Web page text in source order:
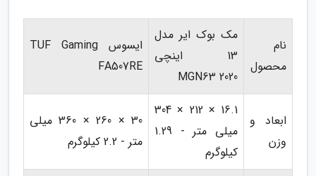
نام
محصول
مک بوک ایر مدل
13 اینچی
MGN63 2020
ایسوس TUF Gaming
FA507RE
ابعاد و
وزن
16.1 × 212 × 304
میلی متر - 1.29
کیلوگرم
30 × 260 × 360 میلی
متر - 2.2 کیلوگرم